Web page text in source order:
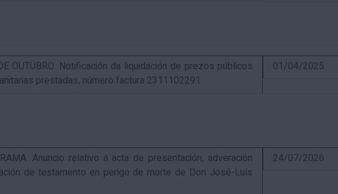
OUTUBRO. Notificación da liquidación de prezos públicos
prestadas, número factura 2311102291
01/04/2025
Anuncio relativo á acta de presentación, adveración
de testamento en perigo de morte de Don José-Luís
24/07/2026